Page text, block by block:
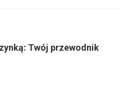
Twój przewodnik